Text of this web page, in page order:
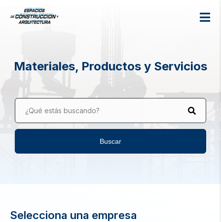
Materiales, Productos y Servicios
¿Qué estás buscando?
Buscar
Selecciona una empresa